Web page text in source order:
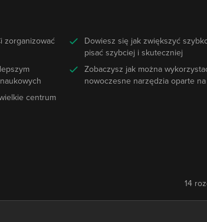
zorganizować
Dowiesz się jak zwiększyć
pisać szybciej i skuteczniej
Zobaczysz jak można
nowoczesne narzędzia oparte
centrum
14